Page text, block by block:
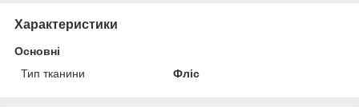
Характеристики
Основні
Тип тканини
Фліс